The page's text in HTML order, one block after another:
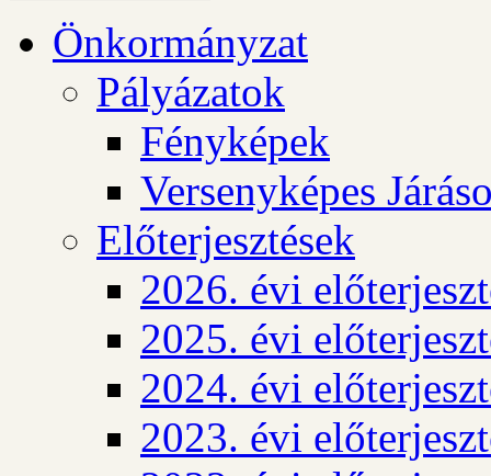
Önkormányzat
Pályázatok
Fényképek
Versenyképes
Előterjesztések
2026. évi
2025. évi
2024. évi
2023. évi